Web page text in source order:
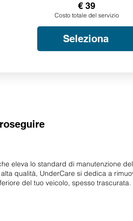
Costo totale del servizio
€ 39
Seleziona
eleva lo standard di manutenzione
qualità, UnderCare si dedica a
del tuo veicolo, spesso trascurata.